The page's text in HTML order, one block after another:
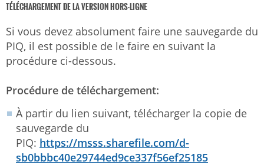
TÉLÉCHARGEMENT DE LA VERSION HORS-LIGNE
Si vous devez absolument faire une sauvegarde du
PIQ, il est possible de le faire en suivant la
procédure ci-dessous.
Procédure de téléchargement:
À partir du lien suivant, télécharger la copie de
sauvegarde du
PIQ: https://msss.sharefile.com/d-
sb0bbbc40e29744ed9ce337f56ef25185